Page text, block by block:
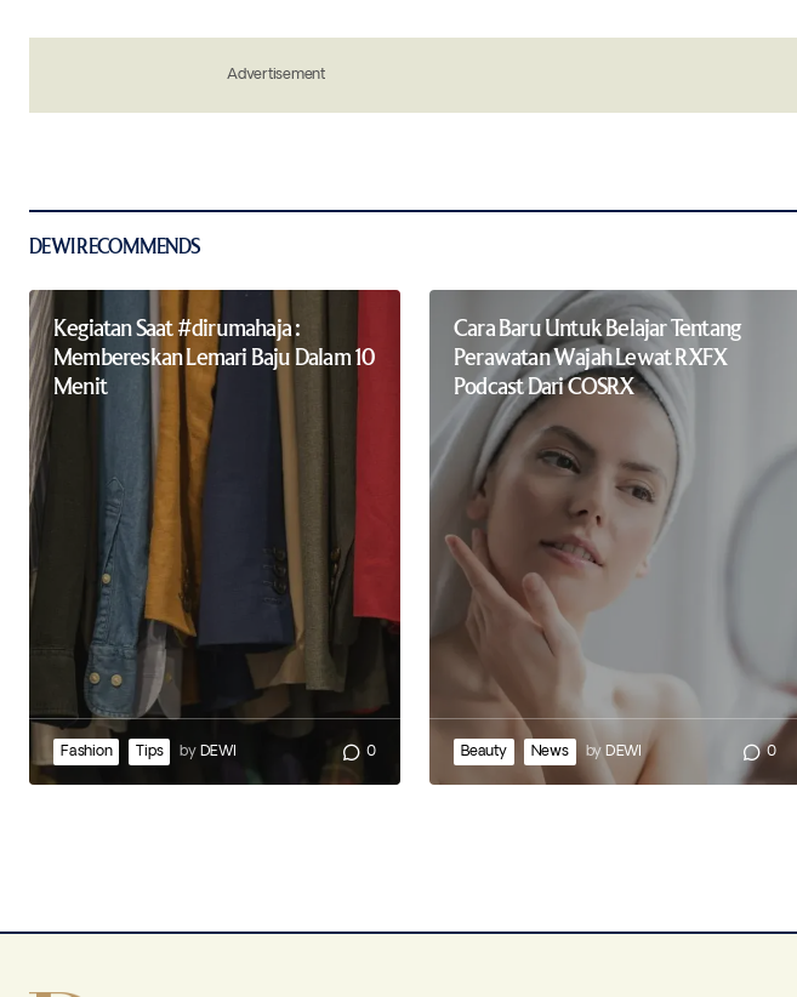
Save my name, email, and website in this browser for
Advertisement
DEWI RECOMMENDS
Kegiatan Saat #dirumahaja :
Membereskan Lemari Baju Dalam 10
Menit
Fashion Tips by DEWI 0
Cara Baru Untuk Belajar Tentang
Perawatan Wajah Lewat RXFX
Podcast Dari COSRX
Beauty News by DEWI 0